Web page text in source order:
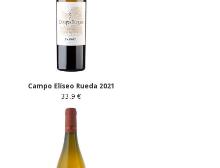
Campo Elíseo Rueda 2021
33.9 €